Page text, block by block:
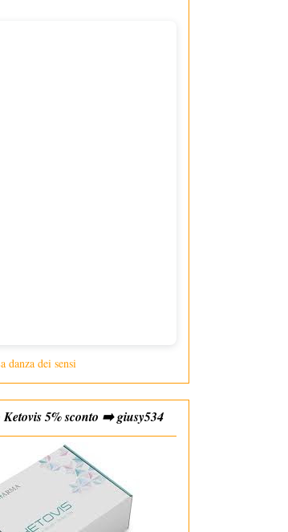
danza dei sensi
5% sconto ➡️ giusy534